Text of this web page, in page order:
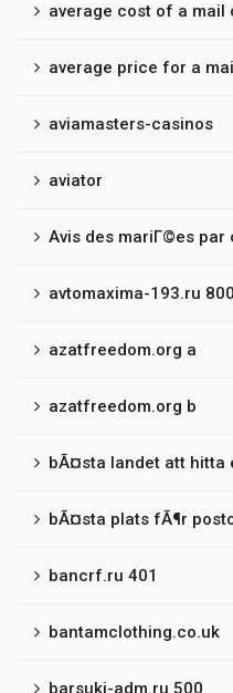
average cost of a mail
average price for a
aviamasters-casinos
aviator
Avis des mariГ©es par
avtomaxima-193.ru 800
azatfreedom.org a
azatfreedom.org b
bÃ¤sta landet att hitta
bÃ¤sta plats fÃ¶r
bancrf.ru 401
bantamclothing.co.uk
barsuki-adm.ru 500